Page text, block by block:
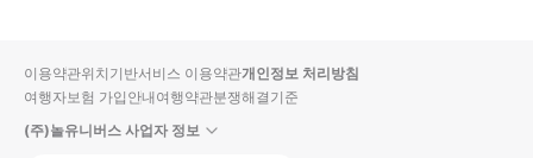
입니
다.
순
상
이용약관위치기반서비스 이용약관개인정보 처리방침
여행자보험 가입안내여행약관분쟁해결기준
(주)놀유니버스 사업자 정보